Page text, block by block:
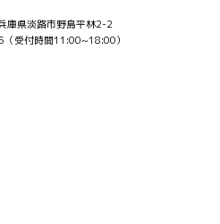
県淡路市野島平林2-2
受付時間11:00~18:00）